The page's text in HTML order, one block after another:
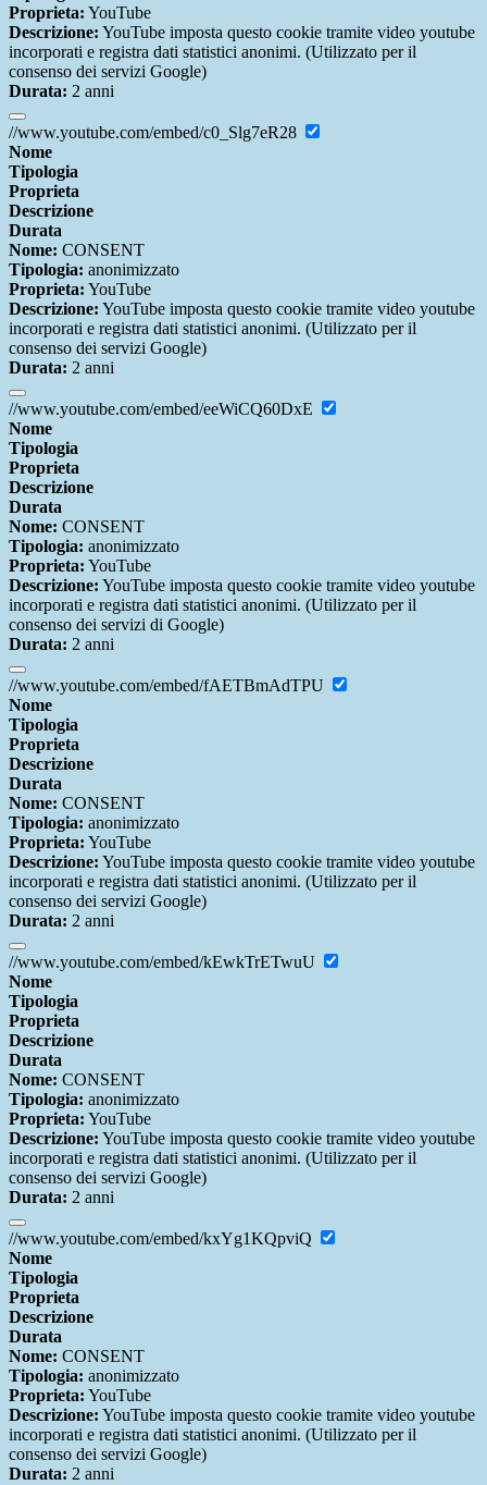
Proprieta: YouTube
Descrizione: YouTube imposta questo cookie tramite video youtube
incorporati e registra dati statistici anonimi. (Utilizzato per il
consenso dei servizi Google)
Durata: 2 anni
//www.youtube.com/embed/c0_Slg7eR28
Nome
Tipologia
Proprieta
Descrizione
Durata
Nome: CONSENT
Tipologia: anonimizzato
Proprieta: YouTube
Descrizione: YouTube imposta questo cookie tramite video youtube
incorporati e registra dati statistici anonimi. (Utilizzato per il
consenso dei servizi Google)
Durata: 2 anni
//www.youtube.com/embed/eeWiCQ60DxE
Nome
Tipologia
Proprieta
Descrizione
Durata
Nome: CONSENT
Tipologia: anonimizzato
Proprieta: YouTube
Descrizione: YouTube imposta questo cookie tramite video youtube
incorporati e registra dati statistici anonimi. (Utilizzato per il
consenso dei servizi di Google)
Durata: 2 anni
//www.youtube.com/embed/fAETBmAdTPU
Nome
Tipologia
Proprieta
Descrizione
Durata
Nome: CONSENT
Tipologia: anonimizzato
Proprieta: YouTube
Descrizione: YouTube imposta questo cookie tramite video youtube
incorporati e registra dati statistici anonimi. (Utilizzato per il
consenso dei servizi Google)
Durata: 2 anni
//www.youtube.com/embed/kEwkTrETwuU
Nome
Tipologia
Proprieta
Descrizione
Durata
Nome: CONSENT
Tipologia: anonimizzato
Proprieta: YouTube
Descrizione: YouTube imposta questo cookie tramite video youtube
incorporati e registra dati statistici anonimi. (Utilizzato per il
consenso dei servizi Google)
Durata: 2 anni
//www.youtube.com/embed/kxYg1KQpviQ
Nome
Tipologia
Proprieta
Descrizione
Durata
Nome: CONSENT
Tipologia: anonimizzato
Proprieta: YouTube
Descrizione: YouTube imposta questo cookie tramite video youtube
incorporati e registra dati statistici anonimi. (Utilizzato per il
consenso dei servizi Google)
Durata: 2 anni